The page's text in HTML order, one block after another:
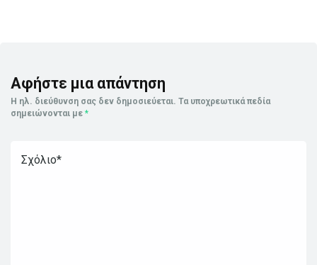
Αφήστε μια απάντηση
Η ηλ. διεύθυνση σας δεν δημοσιεύεται. Τα υποχρεωτικά πεδία
σημειώνονται με *